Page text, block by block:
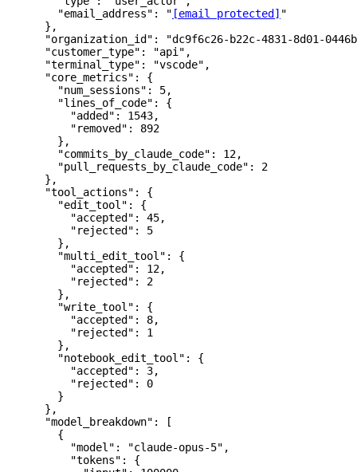
        "email_address"
: " [email protected] "
      },
      "organization_id"
:
"dc9f6c26-b22c-4831-8d01-
      "customer_type"
: "api" ,
      "terminal_type"
: "vscode" ,
      "core_metrics"
: {
        "num_sessions"
: 5,
        "lines_of_code"
: {
          "added"
: 1543,
          "removed"
: 892
        },
        "commits_by_claude_code"
: 12,
        "pull_requests_by_claude_code"
: 2
      },
      "tool_actions"
: {
        "edit_tool"
: {
          "accepted"
: 45,
          "rejected"
: 5
        },
        "multi_edit_tool"
: {
          "accepted"
: 12,
          "rejected"
: 2
        },
        "write_tool"
: {
          "accepted"
: 8,
          "rejected"
: 1
        },
        "notebook_edit_tool"
: {
          "accepted"
: 3,
          "rejected"
: 0
        }
      },
      "model_breakdown"
: [
        {
          "model"
: "claude-opus-5" ,
          "tokens"
: {